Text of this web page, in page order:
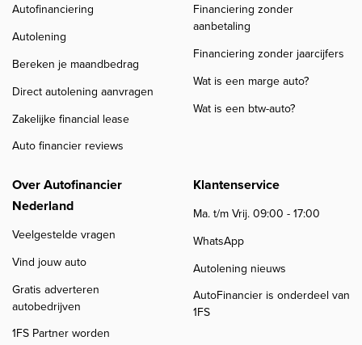
Autofinanciering
Autolening
Bereken je maandbedrag
Direct autolening aanvragen
Zakelijke financial lease
Auto financier reviews
Financiering zonder
aanbetaling
Financiering zonder jaarcijfers
Wat is een marge auto?
Wat is een btw-auto?
Over Autofinancier
Nederland
Veelgestelde vragen
Vind jouw auto
Gratis adverteren
autobedrijven
1FS Partner worden
Klantenservice
Ma. t/m Vrij. 09:00 - 17:00
WhatsApp
Autolening nieuws
AutoFinancier is onderdeel van
1FS